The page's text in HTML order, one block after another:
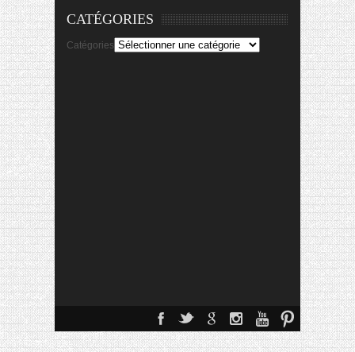
CATÉGORIES
Catégories